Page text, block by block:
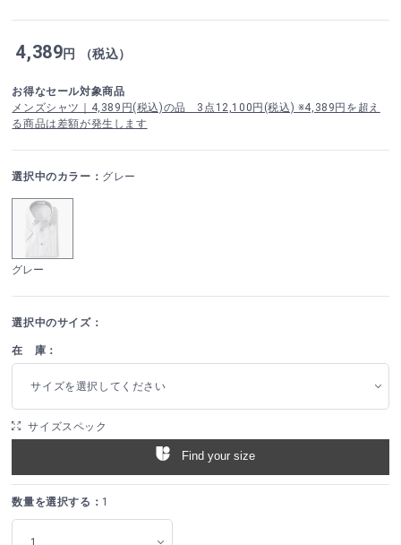
4,389円 （税込）
お得なセール対象商品
メンズシャツ｜4,389円(税込)の品 3点12,100円(税込) ※4,389円を超え
る商品は差額が発生します
選択中のカラー： グレー
グレー
選択中のサイズ：
在 庫：
サイズを選択してください
サイズスペック
Find your size
数量を選択する： 1